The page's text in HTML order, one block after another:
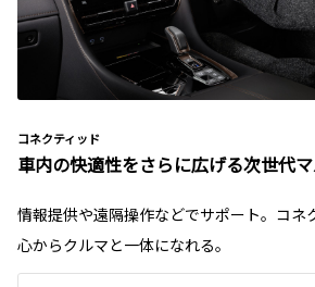
コネクティッド
車内の快適性をさらに広げる次世代マ
情報提供や遠隔操作などでサポート。コネ
心からクルマと一体になれる。